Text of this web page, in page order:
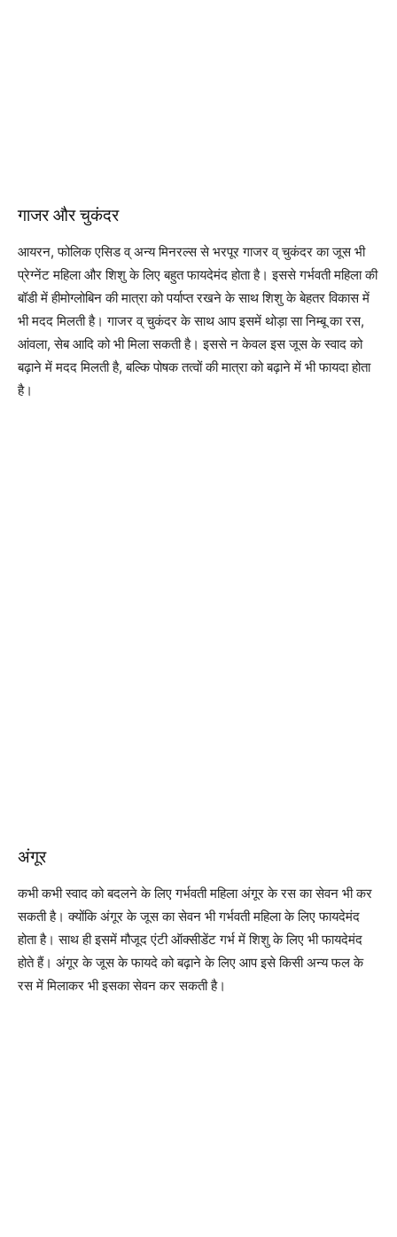
गाजर और चुकंदर
आयरन, फोलिक एसिड व् अन्य मिनरल्स से भरपूर गाजर व् चुकंदर का जूस भी
प्रेग्नेंट महिला और शिशु के लिए बहुत फायदेमंद होता है। इससे गर्भवती महिला की
बॉडी में हीमोग्लोबिन की मात्रा को पर्याप्त रखने के साथ शिशु के बेहतर विकास में
भी मदद मिलती है। गाजर व् चुकंदर के साथ आप इसमें थोड़ा सा निम्बू का रस,
आंवला, सेब आदि को भी मिला सकती है। इससे न केवल इस जूस के स्वाद को
बढ़ाने में मदद मिलती है, बल्कि पोषक तत्वों की मात्रा को बढ़ाने में भी फायदा होता
है।
अंगूर
कभी कभी स्वाद को बदलने के लिए गर्भवती महिला अंगूर के रस का सेवन भी कर
सकती है। क्योंकि अंगूर के जूस का सेवन भी गर्भवती महिला के लिए फायदेमंद
होता है। साथ ही इसमें मौजूद एंटी ऑक्सीडेंट गर्भ में शिशु के लिए भी फायदेमंद
होते हैं। अंगूर के जूस के फायदे को बढ़ाने के लिए आप इसे किसी अन्य फल के
रस में मिलाकर भी इसका सेवन कर सकती है।